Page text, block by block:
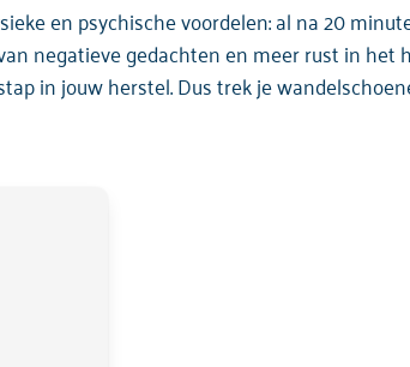
enpsychischevoordelen: alna20
negatievegedachtenenmeerrust in het
injouwherstel. Dus trek je
uur